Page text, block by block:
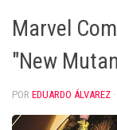
Marvel
"New
POR EDUARDO ÁLVAREZ